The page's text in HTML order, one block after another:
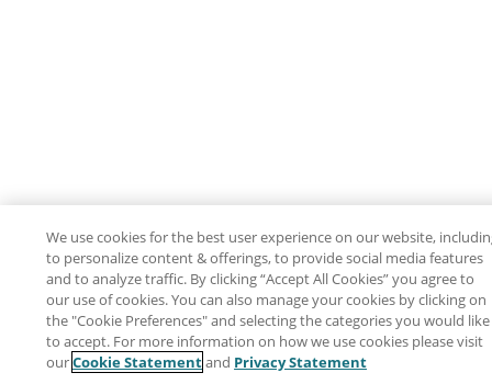
We use cookies for the best user experience on our website,
to personalize content & offerings, to provide social media features
and to analyze traffic. By clicking “Accept All Cookies” you agree to
our use of cookies. You can also manage your cookies by clicking on
the "Cookie Preferences" and selecting the categories you would like
to accept. For more information on how we use cookies please visit
ourCookie Statementand Privacy Statement